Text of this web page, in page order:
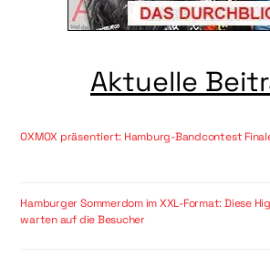
Aktuelle
OXMOX präsentiert: Hamburg-Bandcontest
Hamburger Sommerdom im XXL-Format: Diese
warten auf die Besucher